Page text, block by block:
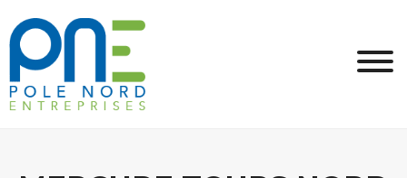
content